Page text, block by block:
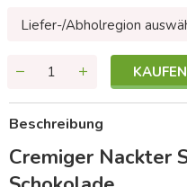
Liefer-/Abholregion
KAUFEN
Beschreibung
Cremiger Nackter